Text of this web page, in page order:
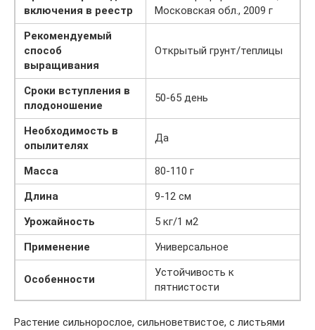
включения в реестр
Московская обл., 2009 г
Рекомендуемый
способ
выращивания
Открытый грунт/теплицы
Сроки вступления в
плодоношение
50-65 день
Необходимость в
опылителях
Да
Масса
80-110 г
Длина
9-12 см
Урожайность
5 кг/1 м2
Применение
Универсальное
Особенности
Устойчивость к
пятнистости
Растение сильнорослое, сильноветвистое, с листьями